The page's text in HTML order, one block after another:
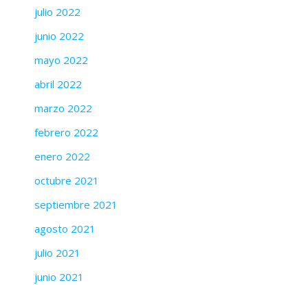
julio 2022
junio 2022
mayo 2022
abril 2022
marzo 2022
febrero 2022
enero 2022
octubre 2021
septiembre 2021
agosto 2021
julio 2021
junio 2021